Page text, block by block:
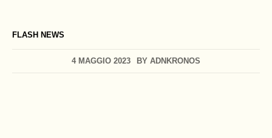
FLASH NEWS
4 MAGGIO 2023 BY ADNKRONOS